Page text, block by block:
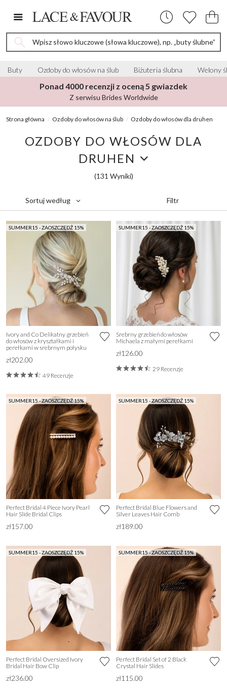
Wpisz słowo kluczowe (słowa kluczowe), np. „buty ślubne”
Buty Ozdoby do włosów na ślub Biżuteria ślubna Welony
Ponad 4000 recenzji z oceną 5 gwiazdek
Z serwisu Brides Worldwide
Strona główna Ozdoby do włosów na ślub Ozdoby do włosów dla druhen
OZDOBY DO WŁOSÓW DLA
DRUHEN
(131 Wyniki)
Sortuj według Filtr
SUMMER15 - ZAOSZCZĘDŹ 15%
Ivory and Co Delikatny grzebień
do włosów z kryształkami i
perełkami w srebrnym połysku
zł202.00
49 Recenzje
SUMMER15 - ZAOSZCZĘDŹ 15%
Srebrny grzebień do włosów
Michaela z małymi perełkami
zł126.00
29 Recenzje
SUMMER15 - ZAOSZCZĘDŹ 15%
Perfect Bridal 4 Piece Ivory Pearl
Hair Slide Bridal Clips
zł157.00
SUMMER15 - ZAOSZCZĘDŹ 15%
Perfect Bridal Blue Flowers and
Silver Leaves Hair Comb
zł189.00
SUMMER15 - ZAOSZCZĘDŹ 15%
Perfect Bridal Oversized Ivory
Bridal Hair Bow Clip
zł236.00
SUMMER15 - ZAOSZCZĘDŹ 15%
Perfect Bridal Set of 2 Black
Crystal Hair Slides
zł115.00